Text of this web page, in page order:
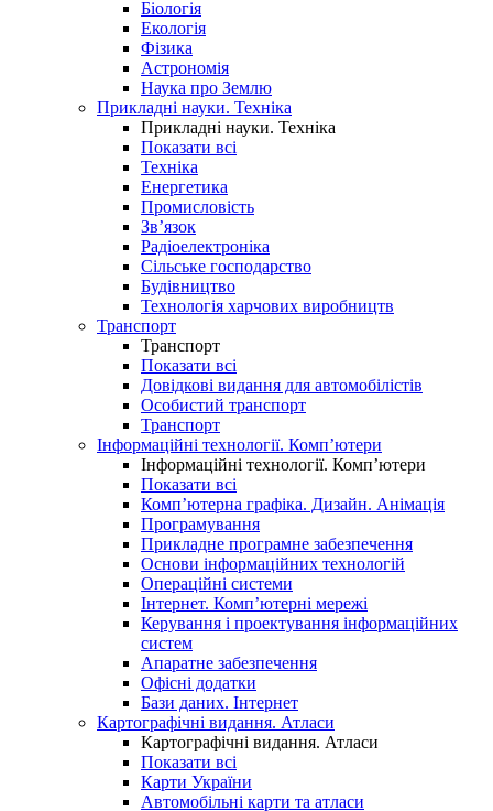
Біологія
Екологія
Фізика
Астрономія
Наука про Землю
Прикладні науки. Техніка
Прикладні науки. Техніка
Показати всі
Техніка
Енергетика
Промисловість
Зв’язок
Радіоелектроніка
Сільське господарство
Будівництво
Технологія харчових виробництв
Транспорт
Транспорт
Показати всі
Довідкові видання для автомобілістів
Особистий транспорт
Транспорт
Інформаційні технології. Комп’ютери
Інформаційні технології. Комп’ютери
Показати всі
Комп’ютерна графіка. Дизайн. Анімація
Програмування
Прикладне програмне забезпечення
Основи інформаційних технологій
Операційні системи
Інтернет. Комп’ютерні мережі
Керування і проектування інформаційних
систем
Апаратне забезпечення
Офісні додатки
Бази даних. Інтернет
Картографічні видання. Атласи
Картографічні видання. Атласи
Показати всі
Карти України
Автомобільні карти та атласи